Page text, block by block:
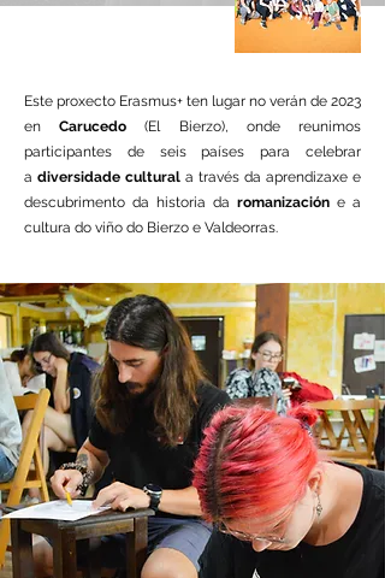
Este proxecto Erasmus+ ten lugar no verán de 2023
enCarucedo(El Bierzo), onde reunimos
participantes de seis países para celebrar
a diversidade cultural a través da aprendizaxe e
descubrimento da historia da romanización e a
cultura do viño do Bierzo e Valdeorras.